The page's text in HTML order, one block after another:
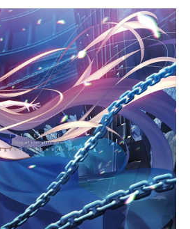
授業など、魔女学校ならではの授業
の中でアッコやロッテ、スーシィた
ちが大騒動を巻き起こす！ルーナノ
ヴァを巻き込んだアッコの魔女への
第一歩が今から始まる―作品名リト
ルウィッチアカデミア放送形態TVア
ニメスケジュール2017年1月8日
（日）～2017年6月25日（日）TOKY
OMXほか話数全25話キャストアツ
コ・カガリ：潘めぐみロッテ・ヤン
ソン：折笠富美子スーシィ・マンバ
バラン：村瀬迪与ダイアナ・キャベ
ンディッシュ：日笠陽子アマンダ・
オニール：志田有彩コンスタンツ
ェ・アマーリエ・フォン・ブラウン